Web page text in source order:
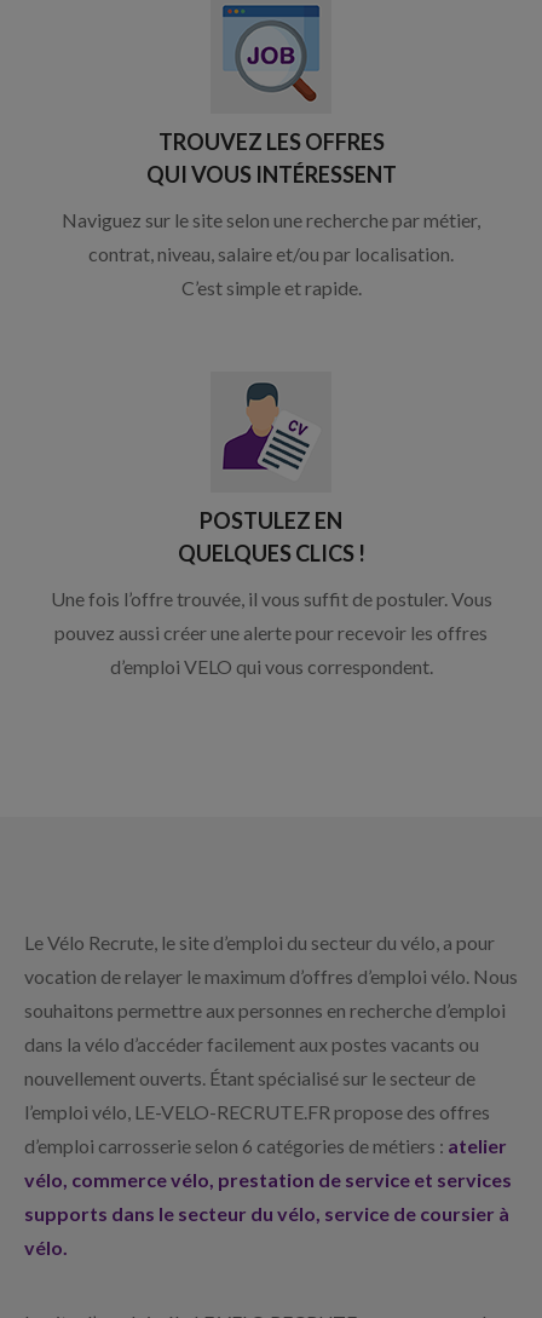
TROUVEZ LES OFFRES
QUI VOUS INTÉRESSENT
Naviguez sur le site selon une recherche par métier,
contrat, niveau, salaire et/ou par localisation.
C’est simple et rapide.
POSTULEZ EN
QUELQUES CLICS !
Une fois l’offre trouvée, il vous suffit de postuler. Vous
pouvez aussi créer une alerte pour recevoir les offres
d’emploi VELO qui vous correspondent.
Le Vélo Recrute, le site d’emploi du secteur du vélo, a pour
vocation de relayer le maximum d’offres d’emploi vélo. Nous
souhaitons permettre aux personnes en recherche d’emploi
dans la vélo d’accéder facilement aux postes vacants ou
nouvellement ouverts. Étant spécialisé sur le secteur de
l’emploi vélo, LE-VELO-RECRUTE.FR propose des offres
d’emploi carrosserie selon 6 catégories de métiers : atelier
vélo, commerce vélo, prestation de service et services
supports dans le secteur du vélo, service de coursier à
vélo.